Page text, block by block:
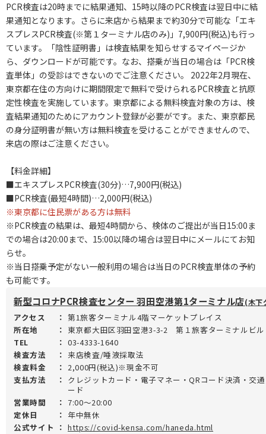
PCR検査は20時までに結果通知、15時以降のPCR検査は翌日中に結
果通知となります。さらに来店から結果まで約30分で可能な「エキ
スプレスPCR検査(※第１ターミナル店のみ)」7,900円(税込)も行っ
ています。「陰性証明書」は検査結果を知らせするマイページか
ら、ダウンロードが可能です。なお、搭乗が当日の場合は「PCR検
査単体」の受診はできないのでご注意ください。 2022年2月現在、
東京都在住の方向けに期間限定で無料で受けられるPCR検査と抗原
定性検査を実施しています。東京都による無料検査対象の方は、検
査結果通知のためにアカウント登録が必要がです。また、東京都民
の身分証明書が無い方は無料検査を受けることができませんので、
来店の際はご注意ください。
【料金詳細】
■エキスプレスPCR検査(30分)…7,900円(税込)
■PCR検査(最短4時間)…2,000円(税込)
※東京都に住民票がある方は無料
※PCR検査の結果は、最短4時間から、検体のご提出が当日15:00ま
での場合は20:00まで、15:00以降の場合は翌日中にメールにてお知
らせ。
※当日搭乗予定がない一般利用の場合は当日のPCR検査単体の予約
も可能です。
新型コロナPCR検査センター 羽田空港第1ターミナル店(木下
アクセス ： 第1旅客ターミナル4階マーケットプレイス
所在地
： 東京都大田区羽田空港3-3-2 第１旅客ターミナルビル
TEL
： 03-4333-1640
検査方法
： 来店検査/唾液採取法
検査料金
： 2,000円(税込)※現金不可
支払方法
： クレジットカード・電子マネー・QRコード決済・交
ード
営業時間
： 7:00～20:00
定休日
： 年中無休
公式サイト
： https://covid-kensa.com/haneda.html